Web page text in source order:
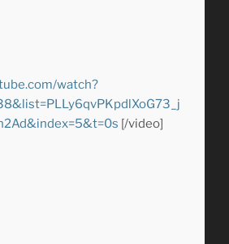
watch?
[/video]